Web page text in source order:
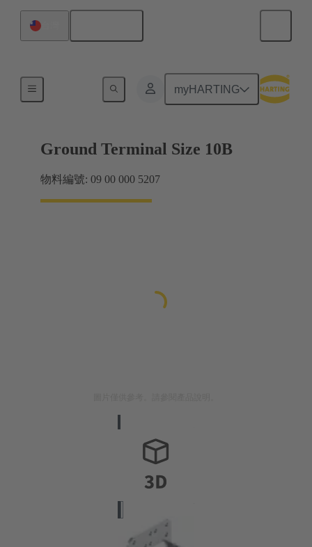
myHARTING
屏蔽框架抓握框架
Ground Terminal Size 10B
物料編號: 09 00 000 5207